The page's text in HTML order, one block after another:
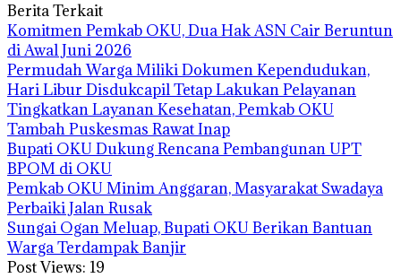
Berita Terkait
Komitmen Pemkab OKU, Dua Hak ASN Cair Beruntun
di Awal Juni 2026
Permudah Warga Miliki Dokumen Kependudukan,
Hari Libur Disdukcapil Tetap Lakukan Pelayanan
Tingkatkan Layanan Kesehatan, Pemkab OKU
Tambah Puskesmas Rawat Inap
Bupati OKU Dukung Rencana Pembangunan UPT
BPOM di OKU
Pemkab OKU Minim Anggaran, Masyarakat Swadaya
Perbaiki Jalan Rusak
Sungai Ogan Meluap, Bupati OKU Berikan Bantuan
Warga Terdampak Banjir
Post Views: 19